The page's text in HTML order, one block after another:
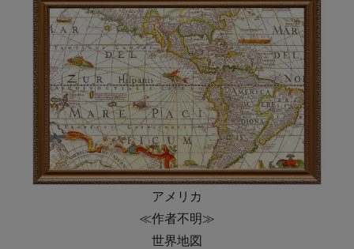
アメリカ
≪作者不明≫
世界地図